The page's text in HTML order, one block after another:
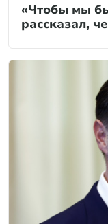
«Чтобы мы
рассказал,